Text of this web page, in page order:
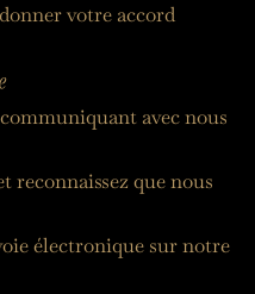
votre accord
avec nous
reconnaissez que nous
électronique sur notre